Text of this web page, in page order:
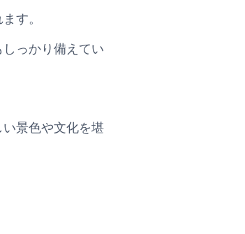
す。
っかり備えてい
景色や文化を堪